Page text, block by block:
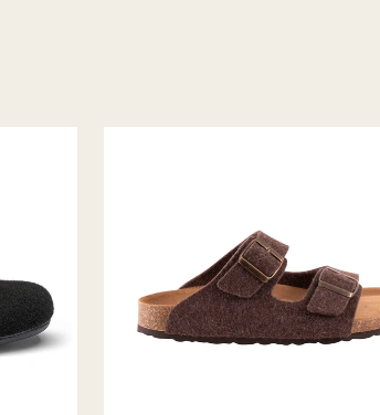
vermittelt. Unsere